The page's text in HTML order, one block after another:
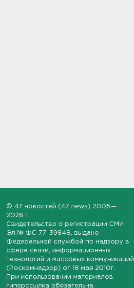
© 47 новостей (47 news) 2005—
2026 г.
Свидетельство о регистрации СМИ
Эл № ФС 77-39848 , выдано
Федеральной службой по надзору в
сфере связи, информационных
технологий и массовых коммуникаций
(Роскомнадзор) от 18 мая 2010г.
При использовании материалов
гиперссылка обязательна.